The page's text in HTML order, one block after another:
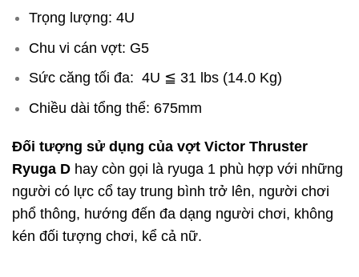
Trọng lượng: 4U
Chu vi cán vợt: G5
Sức căng tối đa: 4U ≦ 31 lbs (14.0 Kg)
Chiều dài tổng thể: 675mm
Đối tượng sử dụng của vợt Victor Thruster
Ryuga D hay còn gọi là ryuga 1 phù hợp với những
người có lực cổ tay trung bình trở lên, người chơi
phổ thông, hướng đến đa dạng người chơi, không
kén đối tượng chơi, kể cả nữ.